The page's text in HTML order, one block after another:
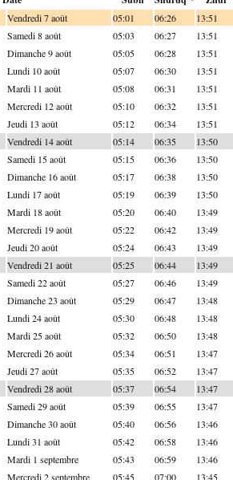
Vendredi 7 août 05:01 06:26 13:51
Samedi 8 août 05:03 06:27 13:51
Dimanche 9 août 05:05 06:28 13:51
Lundi 10 août 05:07 06:30 13:51
Mardi 11 août 05:08 06:31 13:51
Mercredi 12 août 05:10 06:32 13:51
Jeudi 13 août 05:12 06:34 13:51
Vendredi 14 août 05:14 06:35 13:50
Samedi 15 août 05:15 06:36 13:50
Dimanche 16 août 05:17 06:38 13:50
Lundi 17 août 05:19 06:39 13:50
Mardi 18 août 05:20 06:40 13:49
Mercredi 19 août 05:22 06:42 13:49
Jeudi 20 août 05:24 06:43 13:49
Vendredi 21 août 05:25 06:44 13:49
Samedi 22 août 05:27 06:46 13:49
Dimanche 23 août 05:29 06:47 13:48
Lundi 24 août 05:30 06:48 13:48
Mardi 25 août 05:32 06:50 13:48
Mercredi 26 août 05:34 06:51 13:47
Jeudi 27 août 05:35 06:52 13:47
Vendredi 28 août 05:37 06:54 13:47
Samedi 29 août 05:39 06:55 13:47
Dimanche 30 août 05:40 06:56 13:46
Lundi 31 août 05:42 06:58 13:46
Mardi 1 septembre 05:43 06:59 13:46
Mercredi 2 septembre 05:45 07:00 13:45